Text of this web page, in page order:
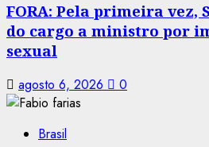
FORA: Pela primeira vez,
do cargo a ministro por
sexual
agosto 6, 2026 0
Brasil